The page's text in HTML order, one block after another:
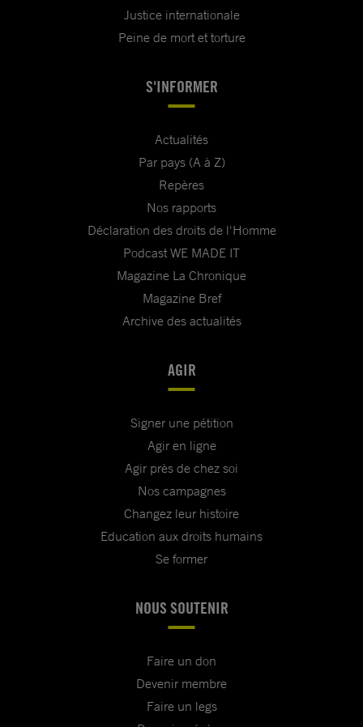
Justice internationale
Peine de mort et torture
S'INFORMER
Actualités
Par pays (A à Z)
Repères
Nos rapports
Déclaration des droits de l'Homme
Podcast WE MADE IT
Magazine La Chronique
Magazine Bref
Archive des actualités
AGIR
Signer une pétition
Agir en ligne
Agir près de chez soi
Nos campagnes
Changez leur histoire
Education aux droits humains
Se former
NOUS SOUTENIR
Faire un don
Devenir membre
Faire un legs